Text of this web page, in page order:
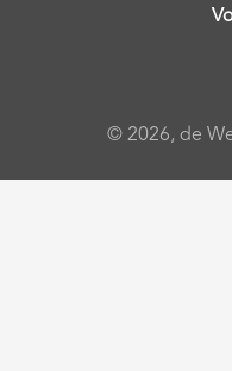
© 2026, de